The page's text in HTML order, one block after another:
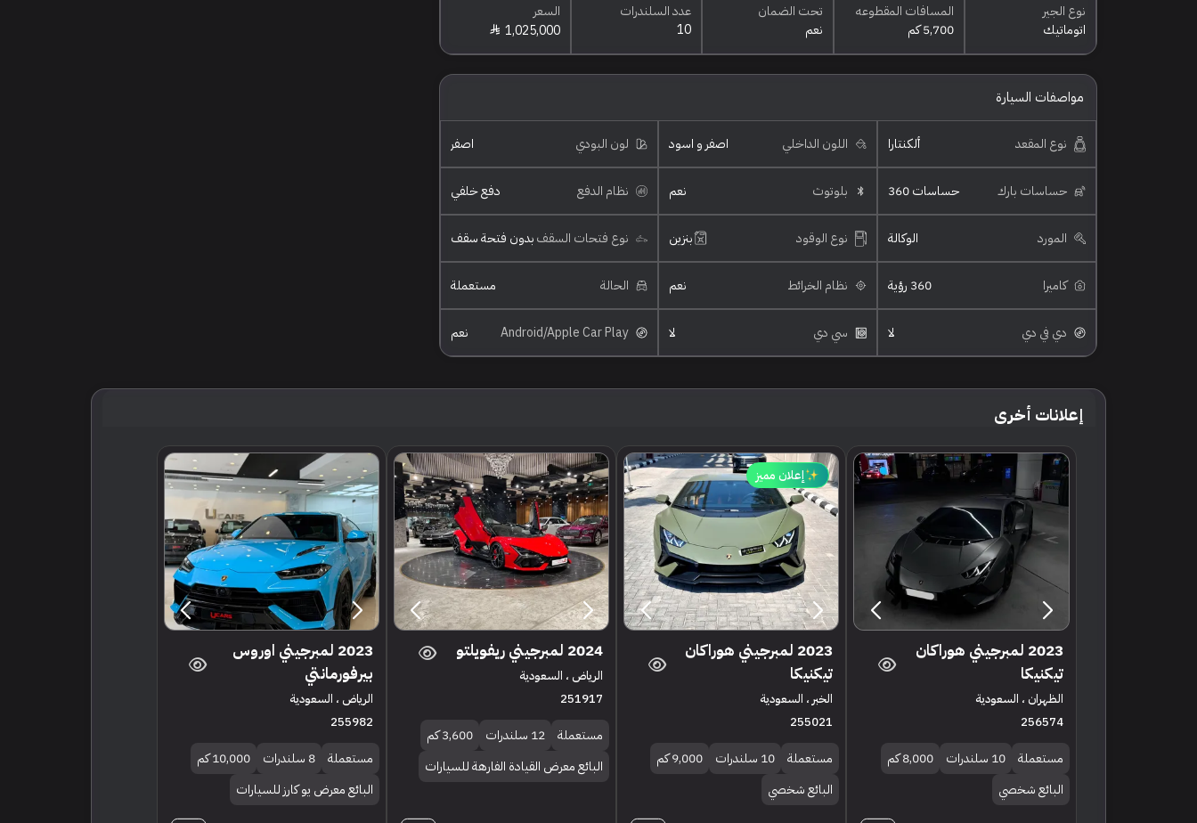
نوع الجير
اتوماتيك
المسافات المقطوعه
5,700 كم
تحت الضمان
نعم
عدد السلندرات
10
السعر
1,025,000
مواصفات السيارة
نوع المقعد ألكنتارا اللون الداخلي اصفر و اسود لون البودي اصفر
حساسات بارك حساسات 360 بلوتوث نعم نظام الدفع دفع خلفي
المورد الوكالة نوع الوقود بنزين نوع فتحات السقفبدون فتحة سقف
كاميرا 360 رؤية نظام الخرائط نعم الحالة مستعملة
دي في دي لا سي دي لا نعم
إعلانات أخرى
2023 لمبرجيني هوراكان
تيكنيكا
الظهران ، السعودية
256574
مستعملة 10 سلندرات
8,000 كم
البائع شخصي
إعلان مميز
2023 لمبرجيني هوراكان
تيكنيكا
الخبر ، السعودية
255021
مستعملة 10 سلندرات
9,000 كم
البائع شخصي
2024 لمبرجيني ريفويلتو
الرياض ، السعودية
251917
مستعملة 12 سلندرات
3,600 كم
البائع معرض القيادة الفارهة للسيارات
2023 لمبرجيني اوروس
بيرفورمانتي
الرياض ، السعودية
255982
مستعملة 8 سلندرات
10,000 كم
البائع معرض يو كارز للسيارات